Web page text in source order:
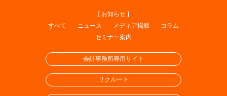
[ お知らせ ]
すべて
ニュース メディア掲載
コラム
セミナー案内
会計事務所専用サイト
リクルート